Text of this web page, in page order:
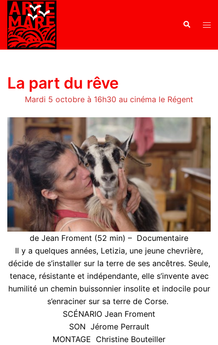
La part du rêve
Mardi 5 octobre à 16h30 au cinéma le Régent
de Jean Froment (52 min) – Documentaire
Il y a quelques années, Letizia, une jeune chevrière,
décide de s’installer sur la terre de ses ancêtres. Seule,
tenace, résistante et indépendante, elle s’invente avec
humilité un chemin buissonnier insolite et indocile pour
s’enraciner sur sa terre de Corse.
SCÉNARIO Jean Froment
SON Jérome Perrault
MONTAGE Christine Bouteiller